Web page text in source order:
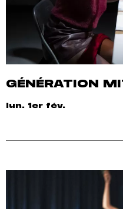
GÉNÉRATION
lun. 1er fév.